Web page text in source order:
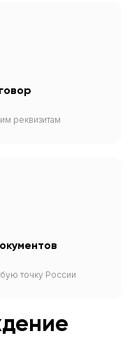
реквизитам
точку России